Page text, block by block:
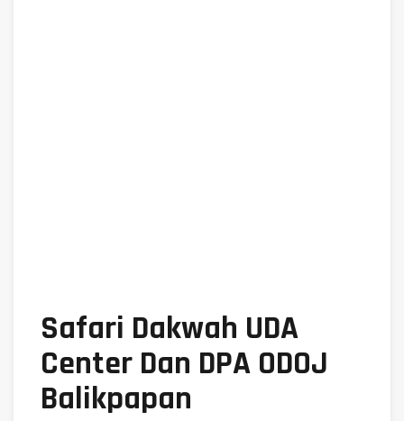
Safari Dakwah UDA
Center Dan DPA ODOJ
Balikpapan